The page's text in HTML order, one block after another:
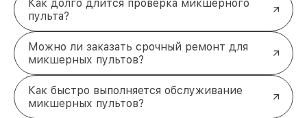
выбрать нас?
Преимущества обращения к нам:
. Используем только
сертифицированные комплектующие, чтобы
обеспечить долговечность и надежность
ремонта.
Гарантия на работы. После завершения
ремонта предоставляем гарантийный талон.
Оперативность. Большинство
Как долго длится проверка микшерного
пульта?
Можно ли заказать срочный ремонт для
микшерных пультов?
Как быстро выполняется обслуживание
микшерных пультов?